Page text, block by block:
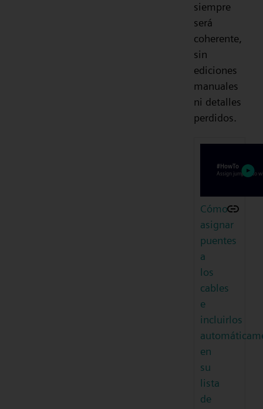
siempre
será
coherente,
sin
ediciones
manuales
ni detalles
perdidos.
Cómo
asignar
puentes
a
los
cables
e
incluirlos
en
su
lista
de